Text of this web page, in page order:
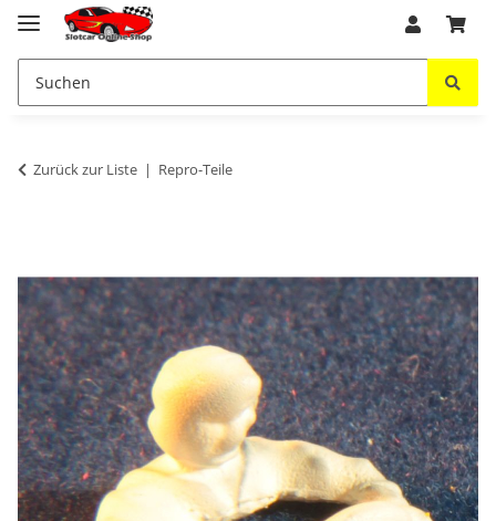
Zurück zur Liste Repro-Teile